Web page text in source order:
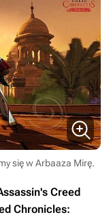
się w Arbaaza Mirę.
Creed
Chronicles: